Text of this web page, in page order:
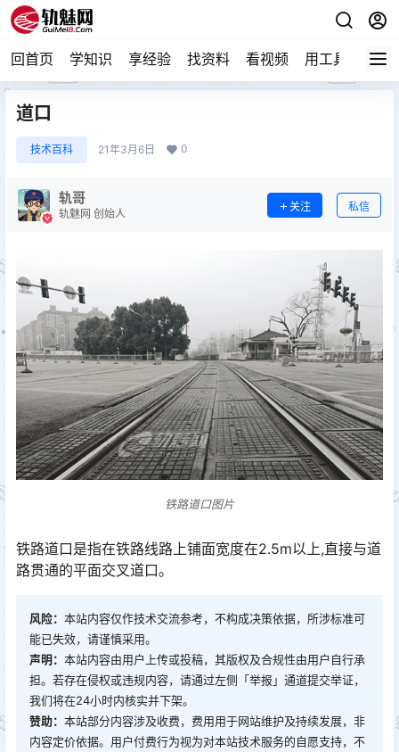
回首页 学知识 享经验 找资料 看视频 用工具 论技
道口
技术百科 21年3月6日 0
轨哥
轨魅网 创始人
关注 私信
铁路道口图片
铁路道口是指在铁路线路上铺面宽度在2.5m以上,直接与道
路贯通的平面交叉道口。
风险： 本站内容仅作技术交流参考，不构成决策依据，所涉标准可
能已失效，请谨慎采用。
声明： 本站内容由用户上传或投稿，其版权及合规性由用户自行承
担。若存在侵权或违规内容，请通过左侧「举报」通道提交举证，
我们将在24小时内核实并下架。
赞助： 本站部分内容涉及收费，费用用于网站维护及持续发展，非
内容定价依据。用户付费行为视为对本站技术服务的自愿支持，不